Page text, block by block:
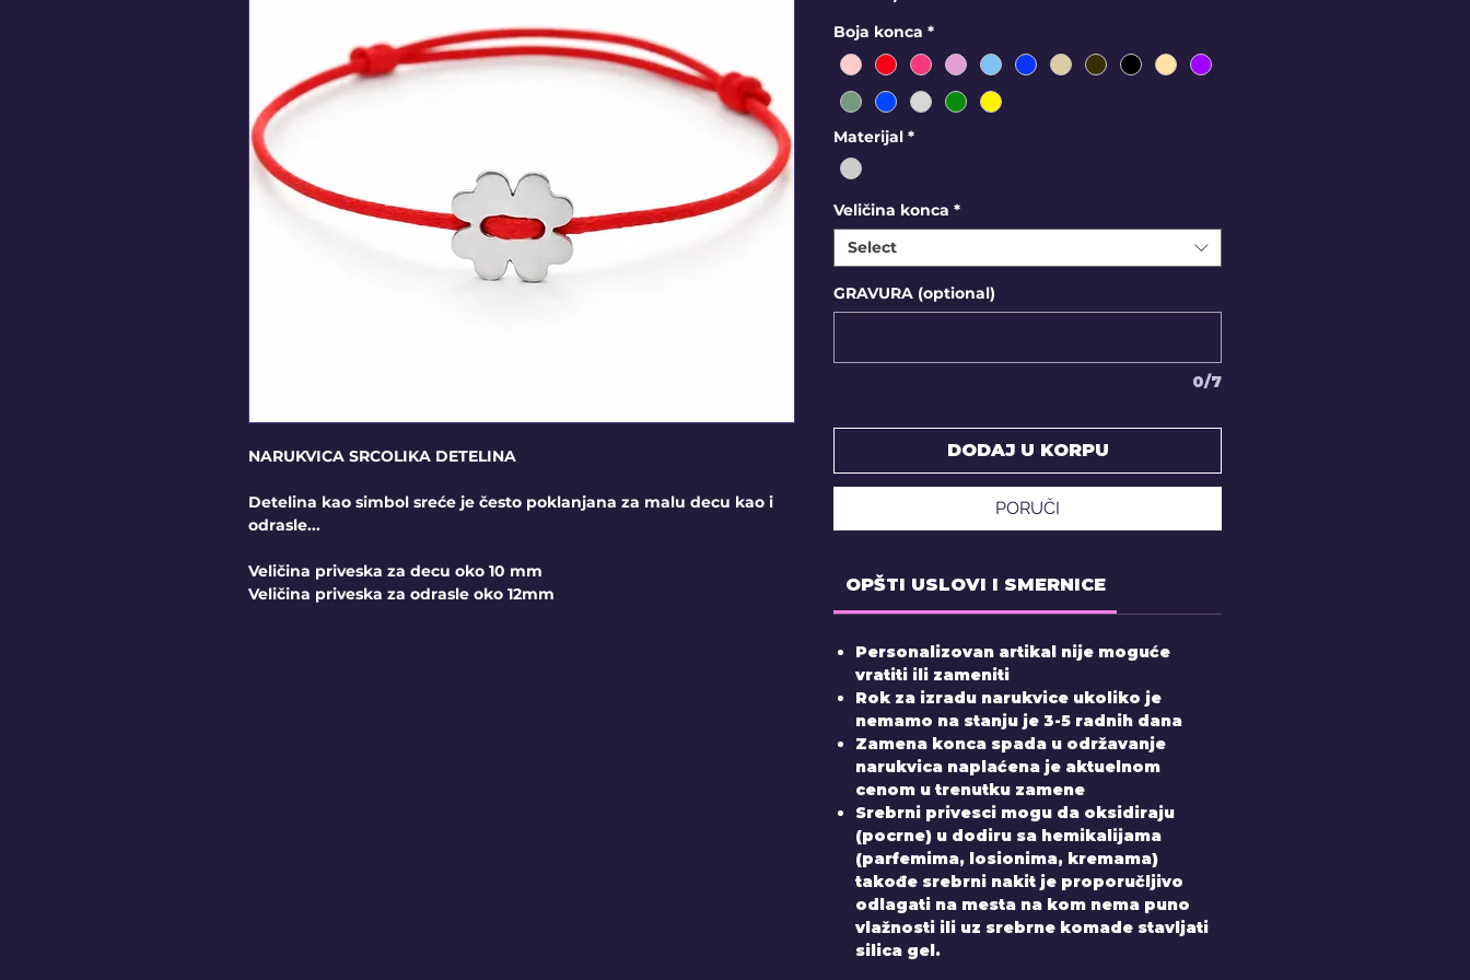
NARUKVICA SRCOLIKA DETELINA
Detelina kao simbol sreće je često poklanjana za malu decu kao i
odrasle...
Veličina priveska za decu oko 10 mm
Veličina priveska za odrasle oko 12mm
Boja konca *
Materijal *
Veličina konca *
Select
GRAVURA (optional)
0/7
DODAJ U KORPU
PORUČI
OPŠTI USLOVI I SMERNICE
Personalizovan artikal nije moguće
vratiti ili zameniti
Rok za izradu narukvice ukoliko je
nemamo na stanju je 3-5 radnih dana
Zamena konca spada u održavanje
narukvica naplaćena je aktuelnom
cenom u trenutku zamene
Srebrni privesci mogu da oksidiraju
(pocrne) u dodiru sa hemikalijama
(parfemima, losionima, kremama)
takođe srebrni nakit je proporučljivo
odlagati na mesta na kom nema puno
vlažnosti ili uz srebrne komade stavljati
silica gel.